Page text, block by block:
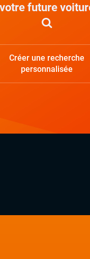
votre future
Créer une recherche
personnalisée